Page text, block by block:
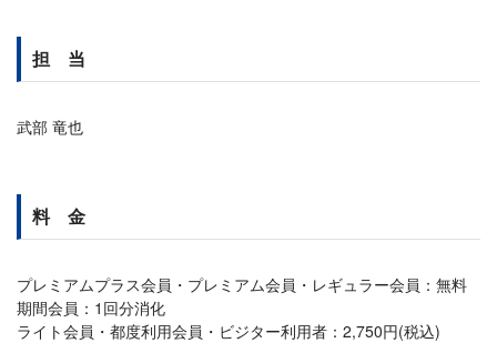
担 当
武部 竜也
料 金
プレミアムプラス会員・プレミアム会員・レギュラー会員：無料
期間会員：1回分消化
ライト会員・都度利用会員・ビジター利用者：2,750円(税込)